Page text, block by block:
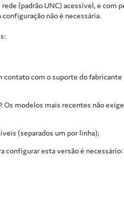
(padrão UNC) acessível, e com
não é necessária.
contato com o suporte do fabricante
Os modelos mais recentes não
(separados um por linha);
configurar esta versão é necessário: